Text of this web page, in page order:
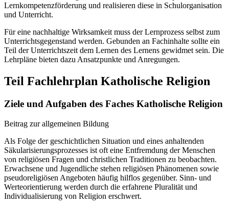
Lernkompetenzförderung und realisieren diese in Schulorganisation
und Unterricht.
Für eine nachhaltige Wirksamkeit muss der Lernprozess selbst zum
Unterrichtsgegenstand werden. Gebunden an Fachinhalte sollte ein
Teil der Unterrichtszeit dem Lernen des Lernens gewidmet sein. Die
Lehrpläne bieten dazu Ansatzpunkte und Anregungen.
Teil Fachlehrplan Katholische Religion
Ziele und Aufgaben des Faches Katholische Religion
Beitrag zur allgemeinen Bildung
Als Folge der geschichtlichen Situation und eines anhaltenden
Säkularisierungsprozesses ist oft eine Entfremdung der Menschen
von religiösen Fragen und christlichen Traditionen zu beobachten.
Erwachsene und Jugendliche stehen religiösen Phänomenen sowie
pseudoreligiösen Angeboten häufig hilflos gegenüber. Sinn- und
Werteorientierung werden durch die erfahrene Pluralität und
Individualisierung von Religion erschwert.